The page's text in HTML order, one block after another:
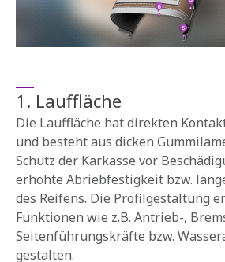
1. Lauffläche
Die Lauffläche hat direkten
und besteht aus dicken
Schutz der Karkasse vor
erhöhte Abriebfestigkeit bzw.
des Reifens. Die Profilgestaltung
Funktionen wie z.B. Antrieb-‚
Seitenführungskräfte bzw.
gestalten.